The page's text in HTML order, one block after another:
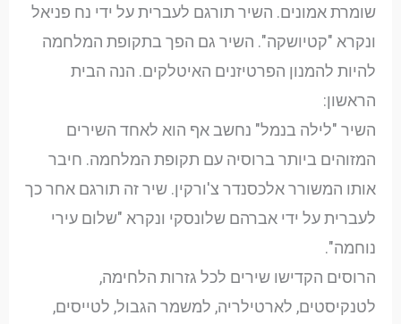
שומרת אמונים. השיר תורגם לעברית על ידי נח פניאל
ונקרא "קטיושקה". השיר גם הפך בתקופת המלחמה
להיות להמנון הפרטיזנים האיטלקים. הנה הבית
הראשון:
השיר "לילה בנמל" נחשב אף הוא לאחד השירים
המזוהים ביותר ברוסיה עם תקופת המלחמה. חיבר
אותו המשורר אלכסנדר צ'ורקין. שיר זה תורגם אחר כך
לעברית על ידי אברהם שלונסקי ונקרא "שלום עירי
נוחמה".
הרוסים הקדישו שירים לכל גזרות הלחימה,
לטנקיסטים, לארטילריה, למשמר הגבול, לטייסים,